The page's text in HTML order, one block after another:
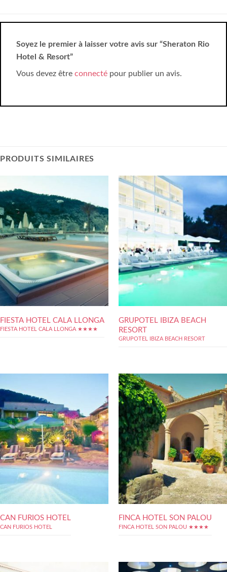
Soyez le premier à laisser votre avis sur “Sheraton Rio
Hotel & Resort”
Vous devez être connecté pour publier un avis.
PRODUITS SIMILAIRES
FIESTA HOTEL CALA LLONGA
FIESTA HOTEL CALA LLONGA ★★★★
GRUPOTEL IBIZA BEACH
RESORT
GRUPOTEL IBIZA BEACH RESORT
CAN FURIOS HOTEL
CAN FURIOS HOTEL
FINCA HOTEL SON PALOU
FINCA HOTEL SON PALOU ★★★★